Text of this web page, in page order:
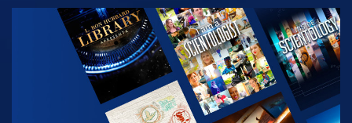
VER
EXPLORAR A
SÉRIE